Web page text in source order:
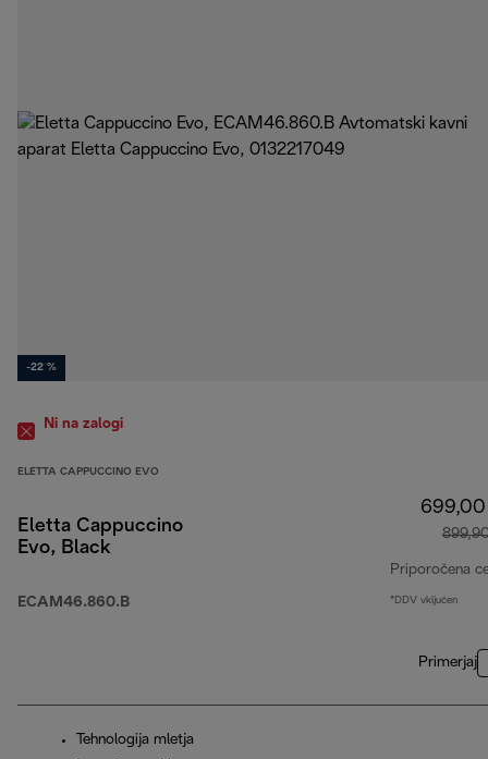
-22 %
Ni na zalogi
ELETTA CAPPUCCINO EVO
Eletta Cappuccino
Evo, Black
ECAM46.860.B
Priporočena
*DDV vključen
Primerjaj
Tehnologija mletja